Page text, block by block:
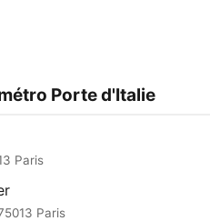
Porte d'Italie
Paris
Paris